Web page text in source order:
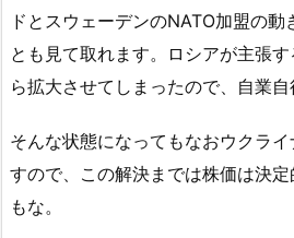
ドとスウェーデンのNATO加盟の
とも見て取れます。ロシアが主張
ら拡大させてしまったので、自業自
そんな状態になってもなおウクラ
すので、この解決までは株価は決
もな。